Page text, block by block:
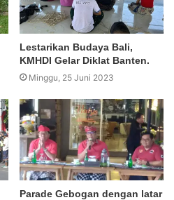
Lestarikan Budaya Bali,
KMHDI Gelar Diklat Banten.
Minggu, 25 Juni 2023
Parade Gebogan dengan latar